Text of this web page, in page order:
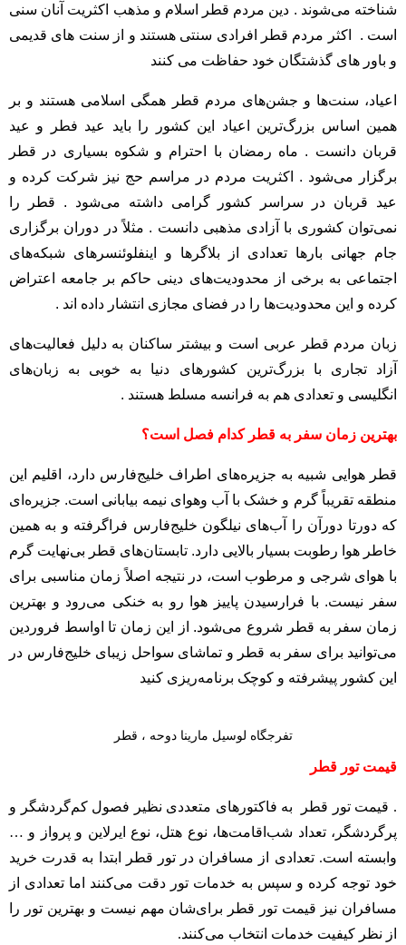
شناخته می‌شوند . دین مردم قطر اسلام و مذهب‌ اکثریت آنان سنی
است . اکثر مردم قطر افرادی سنتی هستند و از سنت های قدیمی
و باور های گذشتگان خود حفاظت می کنند
اعیاد، سنت‌ها و جشن‌های مردم قطر همگی اسلامی هستند و بر
همین اساس بزرگ‌ترین اعیاد این کشور را باید عید فطر و عید
قربان دانست . ماه رمضان با احترام و شکوه بسیاری در قطر
برگزار می‌شود . اکثریت مردم در مراسم حج نیز شرکت کرده و
عید قربان در سراسر کشور گرامی داشته می‌شود . قطر را
نمی‌توان کشوری با آزادی مذهبی دانست . مثلاً در دوران برگزاری
جام جهانی بارها تعدادی از بلاگرها و اینفلوئنسرهای شبکه‌های
اجتماعی به برخی از محدودیت‌های دینی حاکم بر جامعه اعتراض
کرده و این محدودیت‌ها را در فضای مجازی انتشار داده اند .
زبان مردم قطر عربی است و بیشتر ساکنان به دلیل فعالیت‌های
آزاد تجاری با بزرگ‌ترین کشورهای دنیا به خوبی به زبان‌های
انگلیسی و تعدادی هم به فرانسه مسلط هستند .
بهترین زمان سفر به قطر کدام فصل است؟
قطر هوایی شبیه به جزیره‌های اطراف خلیج‌فارس دارد، اقلیم این
منطقه تقریباً گرم و خشک با آب ‌وهوای نیمه‌ بیابانی است. جزیره‌ای
که دورتا دورآن را آب‌های نیلگون خلیج‌فارس فراگرفته و به همین
خاطر هوا رطوبت بسیار بالایی دارد. تابستان‌های قطر بی‌نهایت گرم
با هوای شرجی و مرطوب است، در نتیجه اصلاً زمان مناسبی برای
سفر نیست. با فرارسیدن پاییز هوا رو به خنکی می‌رود و بهترین
زمان سفر به قطر شروع می‌شود. از این زمان تا اواسط فروردین
می‌توانید برای سفر به قطر و تماشای سواحل زیبای خلیج‌فارس در
این کشور پیشرفته و کوچک برنامه‌ریزی کنید
تفرجگاه لوسیل مارینا دوحه ، قطر
قیمت تور قطر
. قیمت تور قطر به فاکتورهای متعددی نظیر فصول کم‌گردشگر و
پرگردشگر، تعداد شب‌اقامت‌ها، نوع هتل، نوع ایرلاین و پرواز و …
وابسته است. تعدادی از مسافران در تور قطر ابتدا به قدرت خرید
خود توجه کرده و سپس به خدمات تور دقت می‌کنند اما تعدادی از
مسافران نیز قیمت تور قطر برای‌شان مهم نیست و بهترین تور را
از نظر کیفیت خدمات انتخاب می‌کنند.